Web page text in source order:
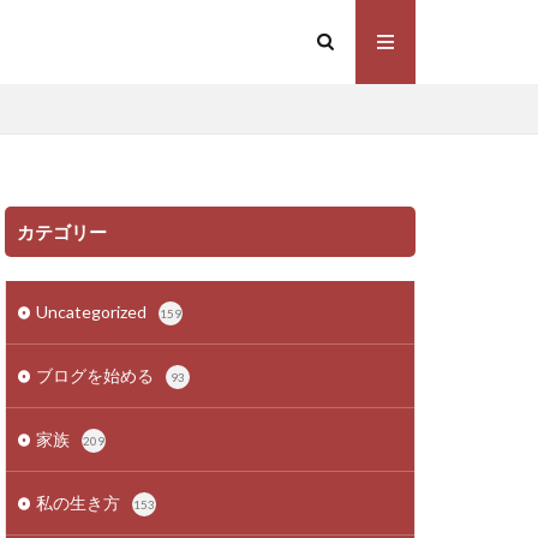
カテゴリー
Uncategorized 159
ブログを始める 93
家族 209
私の生き方 153